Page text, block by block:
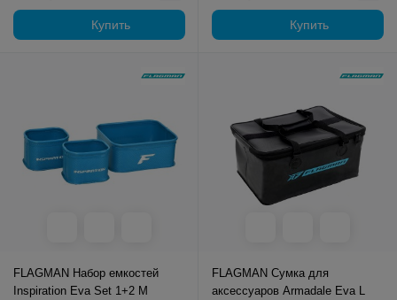
Купить Купить
FLAGMAN Набор емкостей
Inspiration Eva Set 1+2 M
FLAGMAN Сумка для
аксессуаров Armadale Eva L